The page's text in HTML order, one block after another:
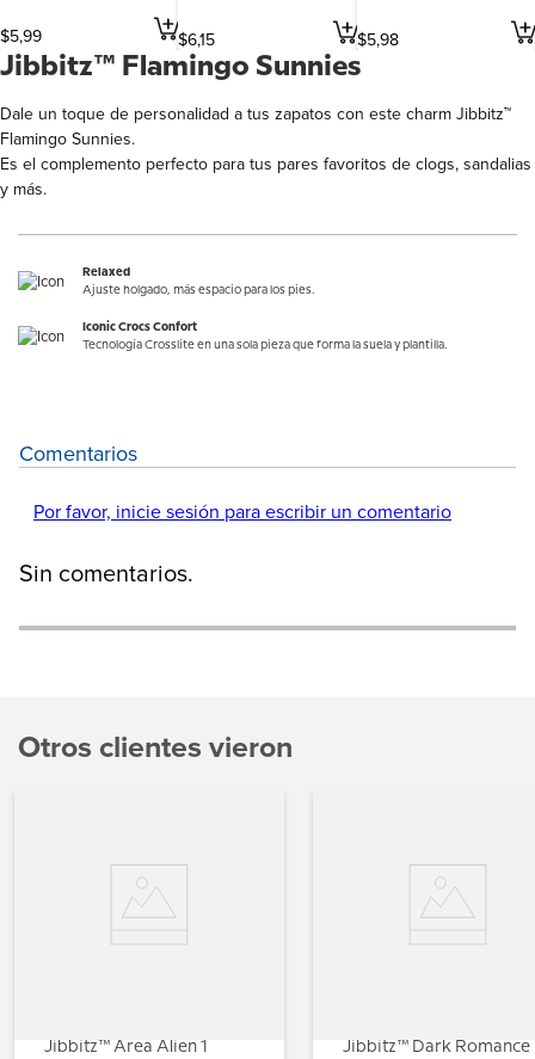
$5,99 $6,15 $5,98
Jibbitz™ Flamingo Sunnies
Dale un toque de personalidad a tus zapatos con este charm Jibbitz™
Flamingo Sunnies.
Es el complemento perfecto para tus pares favoritos de clogs, sandalias
y más.
Relaxed
Ajuste holgado, más espacio para los pies.
Iconic Crocs Confort
Tecnología Crosslite en una sola pieza que forma la suela y plantilla.
Comentarios
Por favor, inicie sesión para escribir un comentario
Sin comentarios.
Otros clientes vieron
Jibbitz™ Area Alien 1
Jibbitz™ Dark Romance